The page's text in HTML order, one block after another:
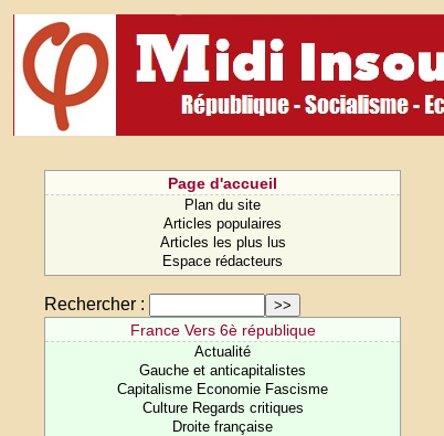
Page d'accueil
Plan du site
Articles populaires
Articles les plus lus
Espace rédacteurs
Rechercher :
France Vers 6è république
Actualité
Gauche et anticapitalistes
Capitalisme Economie Fascisme
Culture Regards critiques
Droite française